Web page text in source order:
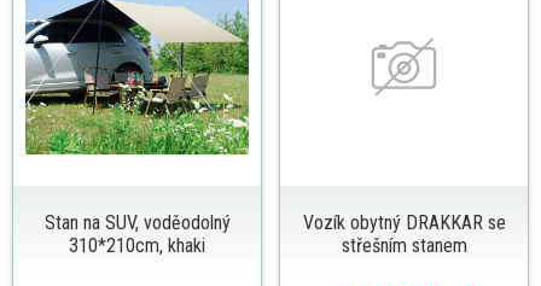
Stan na SUV, voděodolný
310*210cm, khaki
Vozík obytný DRAKKAR se
střešním stanem